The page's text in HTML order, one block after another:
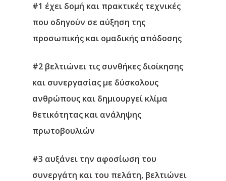
#1 έχει δομή και πρακτικές τεχνικές
που οδηγούν σε αύξηση της
προσωπικής και ομαδικής απόδοσης
#2 βελτιώνει τις συνθήκες διοίκησης
και συνεργασίας με δύσκολους
ανθρώπους και δημιουργεί κλίμα
θετικότητας και ανάληψης
πρωτοβουλιών
#3 αυξάνει την αφοσίωση του
συνεργάτη και του πελάτη, βελτιώνει